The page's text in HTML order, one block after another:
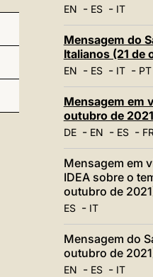
EN - ES- IT
Mensagem do
Italianos (21 de
EN - ES- IT- PT
Mensagem em
outubro de
DE- EN - ES-
Mensagem em
IDEA sobre o
outubro de
ES- IT
Mensagem do
outubro de
EN - ES- IT